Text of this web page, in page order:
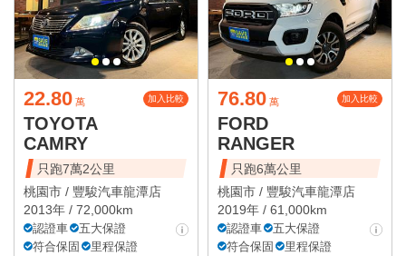
22.80 萬 加入比較
TOYOTA
CAMRY
只跑7萬2公里
桃園市 / 豐駿汽車龍潭店
2013年 / 72,000km
認證車
五大保證
符合保固
里程保證
76.80 萬 加入比較
FORD
RANGER
只跑6萬公里
桃園市 / 豐駿汽車龍潭店
2019年 / 61,000km
認證車
五大保證
符合保固
里程保證